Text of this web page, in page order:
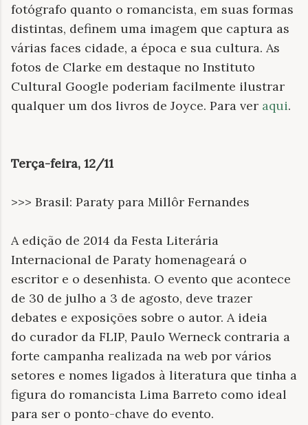
fotógrafo quanto o romancista, em suas formas
distintas, definem uma imagem que captura as
várias faces cidade, a época e sua cultura. As
fotos de Clarke em destaque no Instituto
Cultural Google poderiam facilmente ilustrar
qualquer um dos livros de Joyce. Para ver aqui.
Terça-feira, 12/11
>>> Brasil: Paraty para Millôr Fernandes
A edição de 2014 da Festa Literária
Internacional de Paraty homenageará o
escritor e o desenhista. O evento que acontece
de 30 de julho a 3 de agosto, deve trazer
debates e exposições sobre o autor. A ideia
do curador da FLIP, Paulo Werneck contraria a
forte campanha realizada na web por vários
setores e nomes ligados à literatura que tinha a
figura do romancista Lima Barreto como ideal
para ser o ponto-chave do evento.